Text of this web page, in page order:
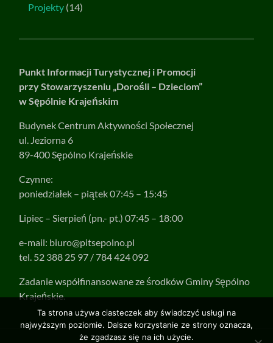
Projekty (14)
Punkt Informacji Turystycznej i Promocji
przy Stowarzyszeniu „Dorośli – Dzieciom”
w Sępólnie Krajeńskim
Budynek Centrum Aktywności Społecznej
ul. Jeziorna 6
89-400 Sępólno Krajeńskie
Czynne:
poniedziałek – piątek 07:45 – 15:45
Lipiec – Sierpień (pn.- pt.) 07:45 – 18:00
e-mail: biuro@pitsepolno.pl
tel. 52 388 25 97 / 784 424 092
Zadanie współfinansowane ze środków Gminy Sępólno
Krajeńskie.
Ta strona używa ciasteczek aby świadczyć usługi na
najwyższym poziomie. Dalsze korzystanie ze strony oznacza,
że zgadzasz się na ich użycie.